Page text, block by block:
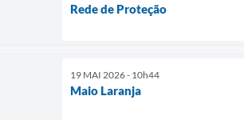
Rede de Proteção
19 MAI 2026 - 10h44
Maio Laranja